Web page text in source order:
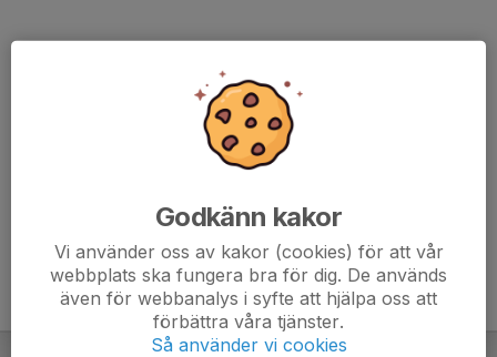
Godkänn kakor
Vi använder oss av kakor (cookies) för att vår
webbplats ska fungera bra för dig. De används
även för webbanalys i syfte att hjälpa oss att
förbättra våra tjänster.
Så använder vi cookies